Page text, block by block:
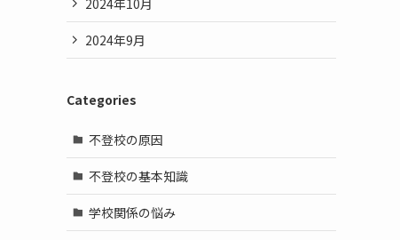
2024年9月
Categories
不登校の原因
不登校の基本知識
学校関係の悩み